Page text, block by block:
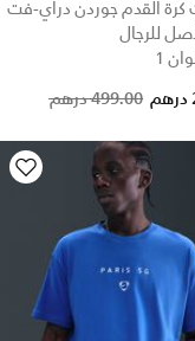
كرة القدم جوردن دراي-فت
للرجال
1
Price reduced from
499.00 درهم to